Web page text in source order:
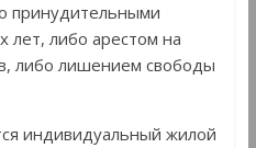
принудительными
лет, либо арестом на
либо лишением свободы
индивидуальный жилой